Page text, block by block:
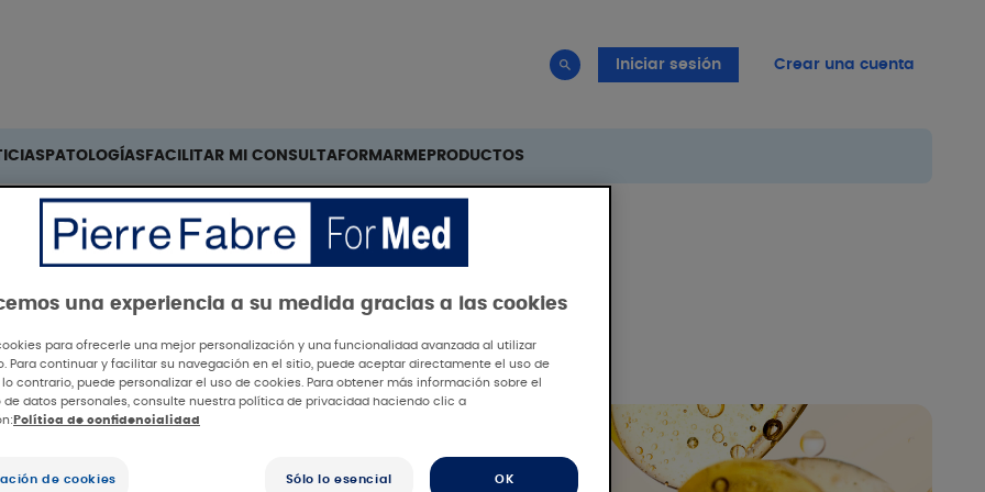
Iniciar sesión Crear una cuenta
PATOLOGÍAS FACILITAR MI CONSULTAFORMARME PRODUCTOS
una experiencia a su medida gracias a las cookies
para ofrecerle una mejor personalización y una funcionalidad avanzada al utilizar
Para continuar y facilitar su navegación en el sitio, puede aceptar directamente el uso de
lo contrario, puede personalizar el uso de cookies. Para obtener más información sobre el
datos personales, consulte nuestra política de privacidad haciendo clic a
Política de confidencialidad
de cookies Sólo lo esencial OK